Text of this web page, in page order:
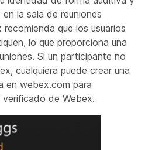
la sala de reuniones
recomienda que los usuarios
lo que proporciona una
Si un participante no
cualquiera puede crear una
en webex.com para
de Webex.